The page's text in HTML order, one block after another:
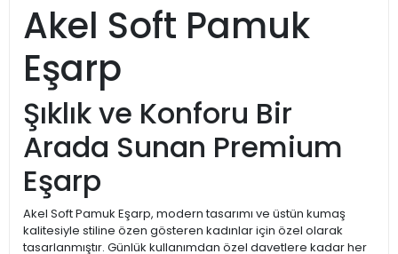
Akel Soft Pamuk
Eşarp
Şıklık ve Konforu Bir
Arada Sunan Premium
Eşarp
Akel Soft Pamuk Eşarp, modern tasarımı ve üstün kumaş
kalitesiyle stiline özen gösteren kadınlar için özel olarak
tasarlanmıştır. Günlük kullanımdan özel davetlere kadar her